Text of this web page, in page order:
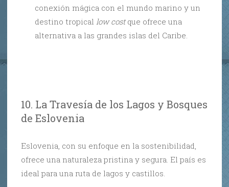
conexión mágica con el mundo marino y un
destino tropical low costque ofrece una
alternativa a las grandes islas del Caribe.
10. La Travesía de los Lagos y Bosques
de Eslovenia
Eslovenia, con su enfoque en la sostenibilidad,
ofrece una naturaleza pristina y segura. El país es
ideal para una ruta de lagos y castillos.